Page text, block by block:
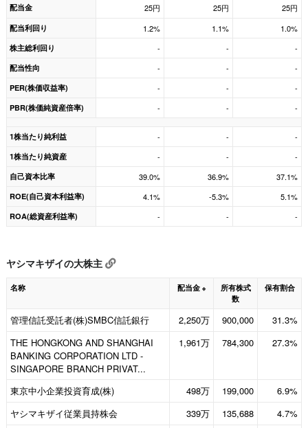
配当金 25円 25円 25円
配当利回り 1.2% 1.1% 1.0%
株主総利回り - - -
配当性向 - - -
PER(株価収益率) - - -
PBR(株価純資産倍率) - - -
1株当たり純利益 - - -
1株当たり純資産 - - -
自己資本比率 39.0% 36.9% 37.1%
ROE(自己資本利益率) 4.1% -5.3% 5.1%
ROA(総資産利益率) - - -
ヤシマキザイの大株主
名称 配当金 ※
所有株式
数
保有割合
管理信託受託者(株)SMBC信託銀行 2,250万 900,000
31.3%
THE HONGKONG AND SHANGHAI
BANKING CORPORATION LTD -
SINGAPORE BRANCH PRIVAT...
1,961万 784,300 27.3%
東京中小企業投資育成(株) 498万 199,000
6.9%
ヤシマキザイ従業員持株会
339万 135,688
4.7%